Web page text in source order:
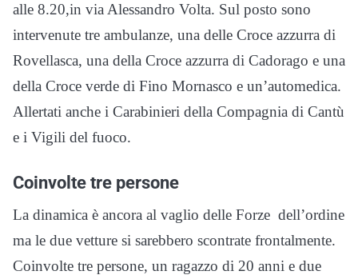
alle 8.20,in via Alessandro Volta. Sul posto sono
intervenute tre ambulanze, una delle Croce azzurra di
Rovellasca, una della Croce azzurra di Cadorago e una
della Croce verde di Fino Mornasco e un’automedica.
Allertati anche i Carabinieri della Compagnia di Cantù
e i Vigili del fuoco.
Coinvolte tre persone
La dinamica è ancora al vaglio delle Forze dell’ordine
ma le due vetture si sarebbero scontrate frontalmente.
Coinvolte tre persone, un ragazzo di 20 anni e due